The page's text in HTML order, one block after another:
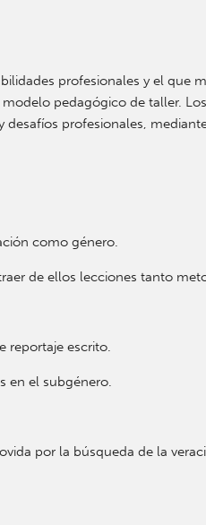
profesionales y el que
pedagógico de taller.
profesionales,
como género.
de ellos lecciones tanto
reportaje escrito.
en el subgénero.
por la búsqueda de la